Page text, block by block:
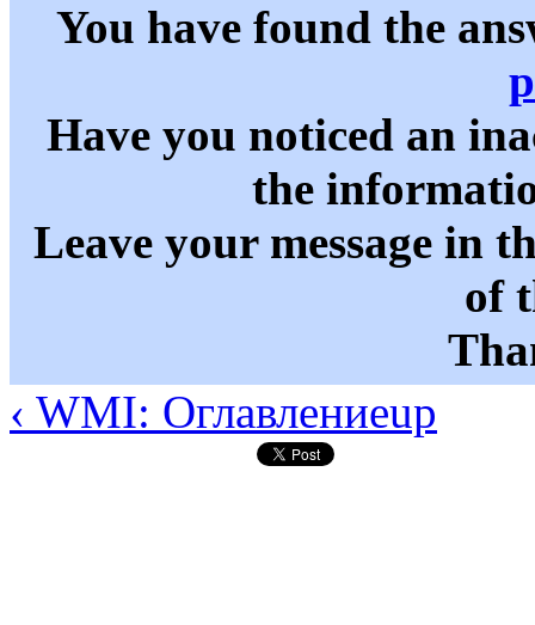
You have found the
Have you noticed an
the
Leave your message in
of
‹ WMI: Оглавлениеup